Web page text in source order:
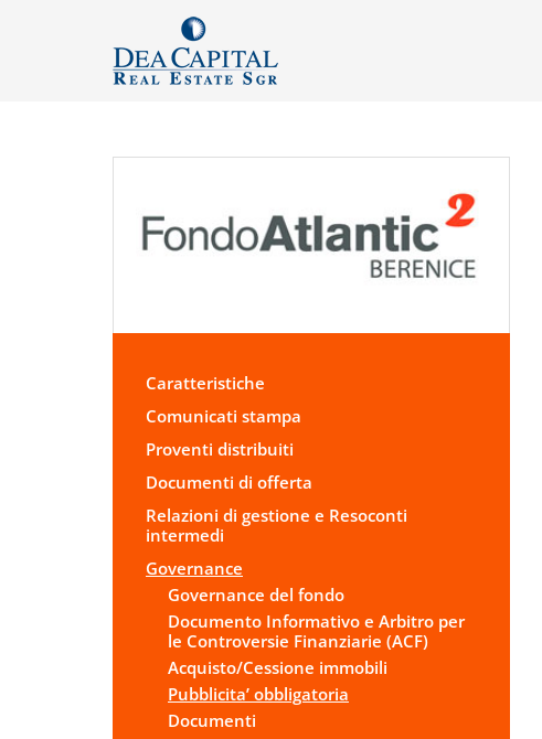
Caratteristiche
Comunicati stampa
Proventi distribuiti
Documenti di offerta
Relazioni di gestione e Resoconti
intermedi
Governance
Governance del fondo
Documento Informativo e Arbitro per
le Controversie Finanziarie (ACF)
Acquisto/Cessione immobili
Pubblicita’ obbligatoria
Documenti